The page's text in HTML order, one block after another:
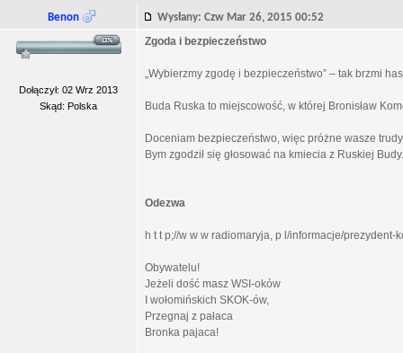
Benon Wysłany: Czw Mar 26, 2015 00:52
Dołączył: 02 Wrz 2013
Skąd: Polska
Zgoda i bezpieczeństwo
„Wybierzmy zgodę i bezpieczeństwo” – tak brzmi
Buda Ruska to miejscowość, w której Bronisław
Doceniam bezpieczeństwo, więc próżne wasze
Bym zgodził się głosować na kmiecia z Ruskiej Budy.
Odezwa
h t t p;//w w w radiomaryja, p l/informacje/
Obywatelu!
Jeżeli dość masz WSI-oków
I wołomińskich SKOK-ów,
Przegnaj z pałaca
Bronka pajaca!